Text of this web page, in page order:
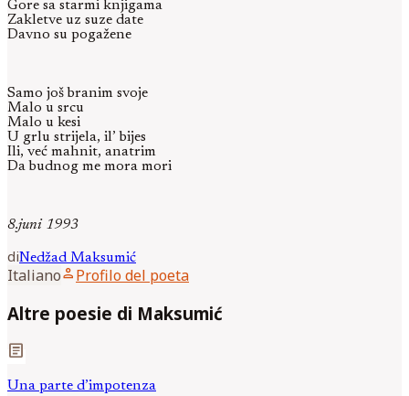
Gore sa starmi knjigama
Zakletve uz suze date
Davno su pogažene
Samo još branim svoje
Malo u srcu
Malo u kesi
U grlu strijela, il’ bijes
Ili, već mahnit, anatrim
Da budnog me mora mori
8.juni 1993
diNedžad Maksumić
Italianoperson Profilo del poeta
Altre poesie di Maksumić
article
Una parte d’impotenza